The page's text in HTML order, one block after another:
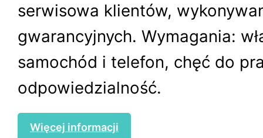
serwisowa klientów,
gwarancyjnych. Wymagania:
samochód i telefon, chęć do
odpowiedzialność.
Więcej informacji